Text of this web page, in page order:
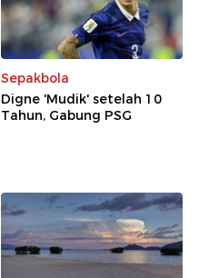
Sepakbola
Digne 'Mudik' setelah 10
Tahun, Gabung PSG